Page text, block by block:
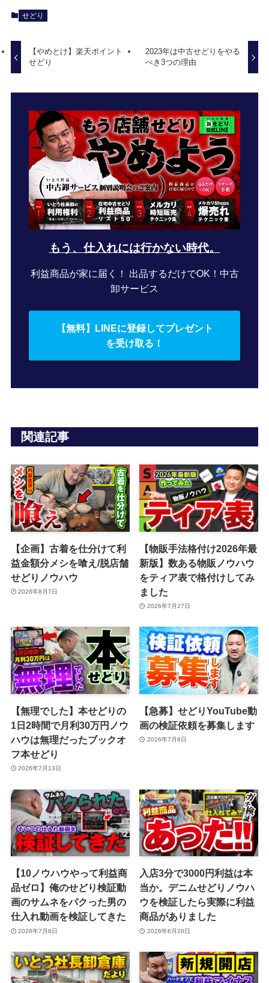
せどり
【やめとけ】楽天ポイント
せどり
2023年は中古せどりをやる
べき3つの理由
もう、仕入れには行かない時代。
利益商品が家に届く！ 出品するだけでOK！中古
卸サービス
【無料】LINEに登録してプレゼント
を受け取る！
関連記事
【企画】古着を仕分けて利
益金額分メシを喰え/脱店舗
せどりノウハウ
2026年8月7日
【物販手法格付け2026年最
新版】数ある物販ノウハウ
をティア表で格付けしてみ
ました
2026年7月27日
【無理でした】本せどりの
1日2時間で月利30万円ノウ
ハウは無理だったブックオ
フ本せどり
2026年7月13日
【急募】せどりYouTube動
画の検証依頼を募集します
2026年7月9日
【10ノウハウやって利益商
品ゼロ】俺のせどり検証動
画のサムネをパクった男の
仕入れ動画を検証してきた
2026年7月6日
入店3分で3000円利益は本
当か。デニムせどりノウハ
ウを検証したら実際に利益
商品がありました
2026年6月26日